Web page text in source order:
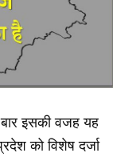
इसकी वजह यह
को विशेष दर्जा